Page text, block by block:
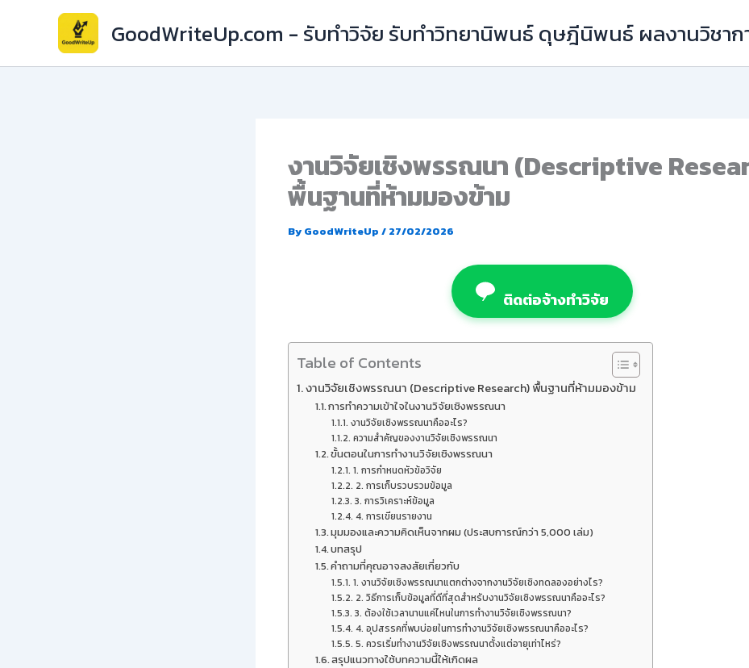
GoodWriteUp.com - รับทำวิจัย รับทำวิทยานิพนธ์ ดุษฎีนิพนธ์ ผลงานวิชาก
งานวิจัยเชิงพรรณนา (Descriptive
พื้นฐานที่ห้ามมองข้าม
By GoodWriteUp / 27/02/2026
ติดต่อจ้างทำวิจัย
Table of Contents
งานวิจัยเชิงพรรณนา (Descriptive Research) พื้นฐานที่ห้ามมองข้าม
การทำความเข้าใจในงานวิจัยเชิงพรรณนา
งานวิจัยเชิงพรรณนาคืออะไร?
ความสำคัญของงานวิจัยเชิงพรรณนา
ขั้นตอนในการทำงานวิจัยเชิงพรรณนา
1. การกำหนดหัวข้อวิจัย
2. การเก็บรวบรวมข้อมูล
3. การวิเคราะห์ข้อมูล
4. การเขียนรายงาน
มุมมองและความคิดเห็นจากผม (ประสบการณ์กว่า 5,000 เล่ม)
บทสรุป
คำถามที่คุณอาจสงสัยเกี่ยวกับ
1. งานวิจัยเชิงพรรณนาแตกต่างจากงานวิจัยเชิงทดลองอย่างไร?
2. วิธีการเก็บข้อมูลที่ดีที่สุดสำหรับงานวิจัยเชิงพรรณนาคืออะไร?
3. ต้องใช้เวลานานแค่ไหนในการทำงานวิจัยเชิงพรรณนา?
4. อุปสรรคที่พบบ่อยในการทำงานวิจัยเชิงพรรณนาคืออะไร?
5. ควรเริ่มทำงานวิจัยเชิงพรรณนาตั้งแต่อายุเท่าไหร่?
สรุปแนวทางใช้บทความนี้ให้เกิดผล